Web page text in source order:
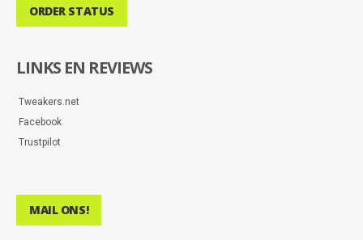
ORDER STATUS
LINKS EN REVIEWS
Tweakers.net
Facebook
Trustpilot
MAIL ONS!